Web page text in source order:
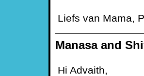
Liefs van Mama,
Manasa and
Hi Advaith,